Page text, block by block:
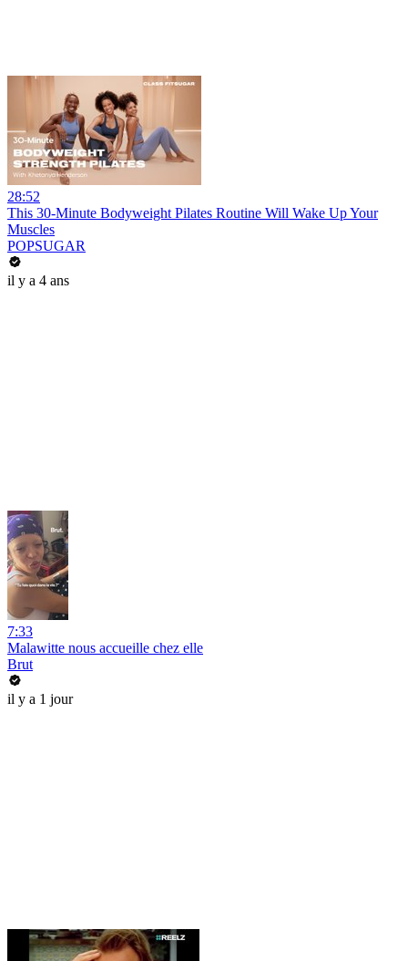
28:52
This 30-Minute Bodyweight Pilates Routine Will Wake Up Your
Muscles
POPSUGAR
il y a 4 ans
7:33
Malawitte nous accueille chez elle
Brut
il y a 1 jour